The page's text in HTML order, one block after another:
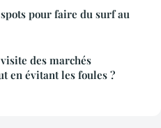
pour faire du surf au
des marchés
en évitant les foules ?